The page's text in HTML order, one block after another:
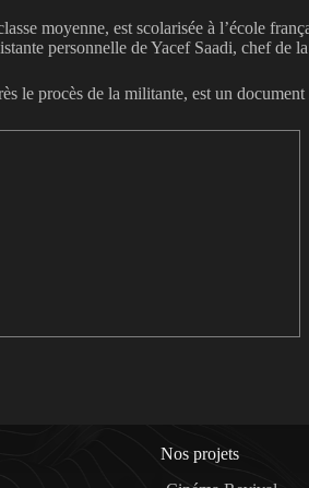
moyenne, est scolarisée à l’école
personnelle de Yacef Saadi, chef de
le procès de la militante, est un
Nos projets